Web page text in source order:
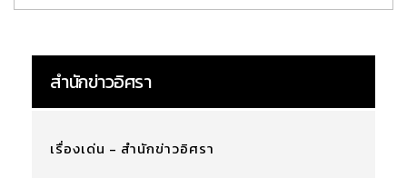
สำนักข่าวอิศรา
เรื่องเด่น - สำนักข่าวอิศรา